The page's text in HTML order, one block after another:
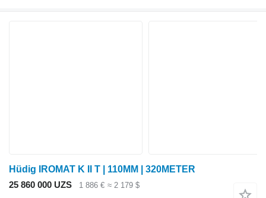
Hüdig IROMAT K II T | 110MM | 320METER
25 860 000 UZS
1 886 € ≈ 2 179 $